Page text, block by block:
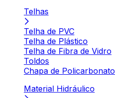
Telhas
Telha de PVC
Telha de Plástico
Telha de Fibra de Vidro
Toldos
Chapa de Policarbonato
Material Hidráulico